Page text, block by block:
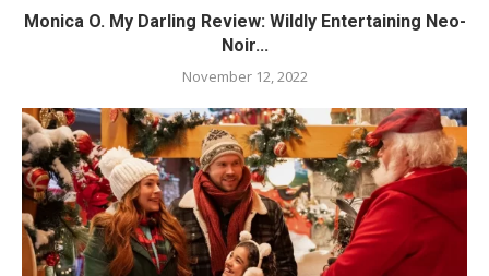
Monica O. My Darling Review: Wildly Entertaining Neo-
Noir...
November 12, 2022